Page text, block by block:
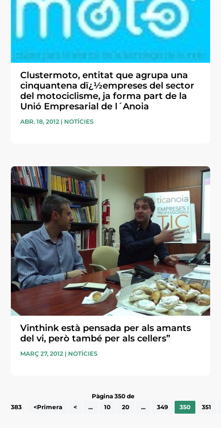
Clustermoto, entitat que agrupa una
cinquantena dï¿½empreses del sector
del motociclisme, ja forma part de la
Unió Empresarial de l´Anoia
ABR. 18, 2012 | NOTÍCIES
Vinthink està pensada per als amants
del vi, però també per als cellers”
MARÇ 27, 2012 | NOTÍCIES
Pàgina 350 de
383
<Primera < ... 10 20 ... 349 350 351